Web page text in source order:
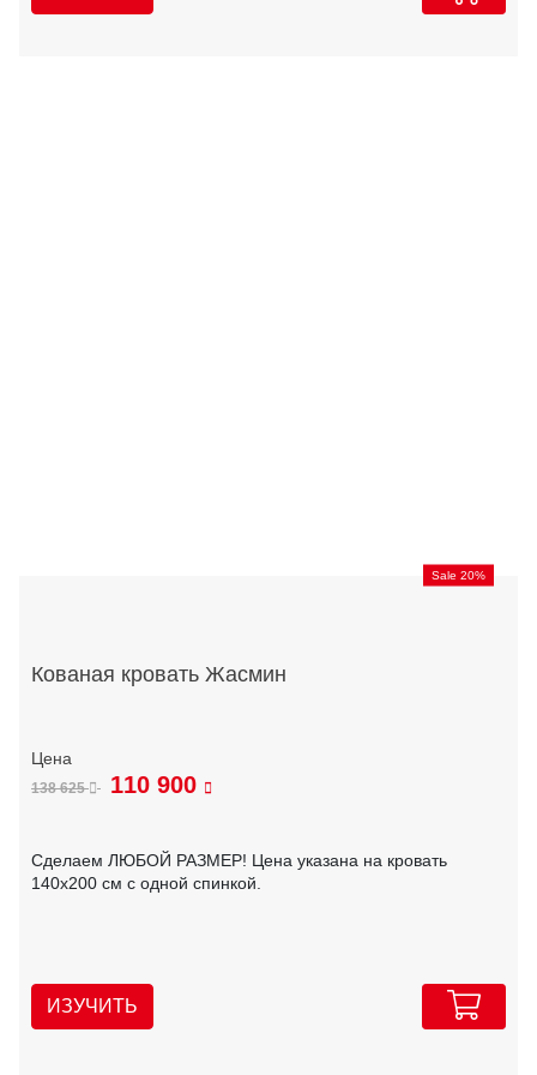
Sale 20%
Кованая кровать Жасмин
138 625 110 900
Сделаем ЛЮБОЙ РАЗМЕР! Цена указана на кровать
140х200 см с одной спинкой.
ИЗУЧИТЬ